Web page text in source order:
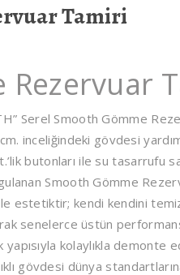
Tamiri
Rezervuar
Serel Smooth Gömme
inceliğindeki gövdesi
butonları ile su tasarrufu
Smooth Gömme
estetiktir; kendi kendini
senelerce üstün
kolaylıkla demonte
gövdesi dünya